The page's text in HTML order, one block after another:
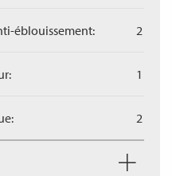
éblouissement: 2
1
2